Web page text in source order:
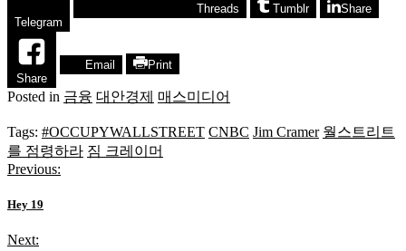
Telegram
Threads Tumblr Share
Share
Email Print
Posted in 금융 대안경제 매스미디어
Tags: #OCCUPYWALLSTREET CNBC Jim Cramer 월스트리트
를 점령하라 짐 크레이머
글
탐
색
Previous:
Hey 19
Next: